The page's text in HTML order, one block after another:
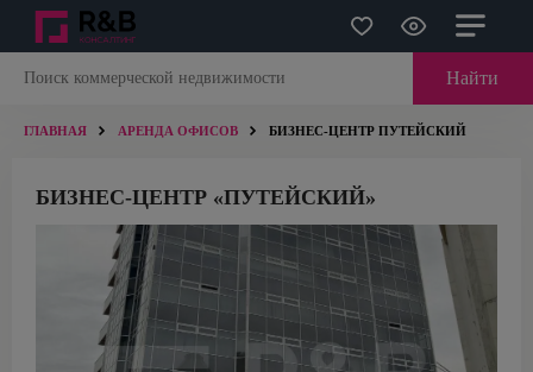
Найти
ГЛАВНАЯ АРЕНДА ОФИСОВ БИЗНЕС-ЦЕНТР ПУТЕЙСКИЙ
БИЗНЕС-ЦЕНТР «ПУТЕЙСКИЙ»